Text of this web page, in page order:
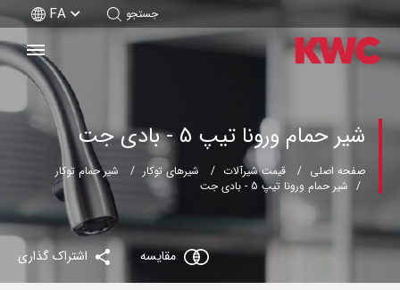
جستجو FA
شیر حمام ورونا تیپ 5 - بادی جت
صفحه اصلی قیمت شیرآلات شیرهای توکار
شیر حمام توکار
شیر حمام ورونا تیپ 5 - بادی جت
مقایسه اشتراک گذاری